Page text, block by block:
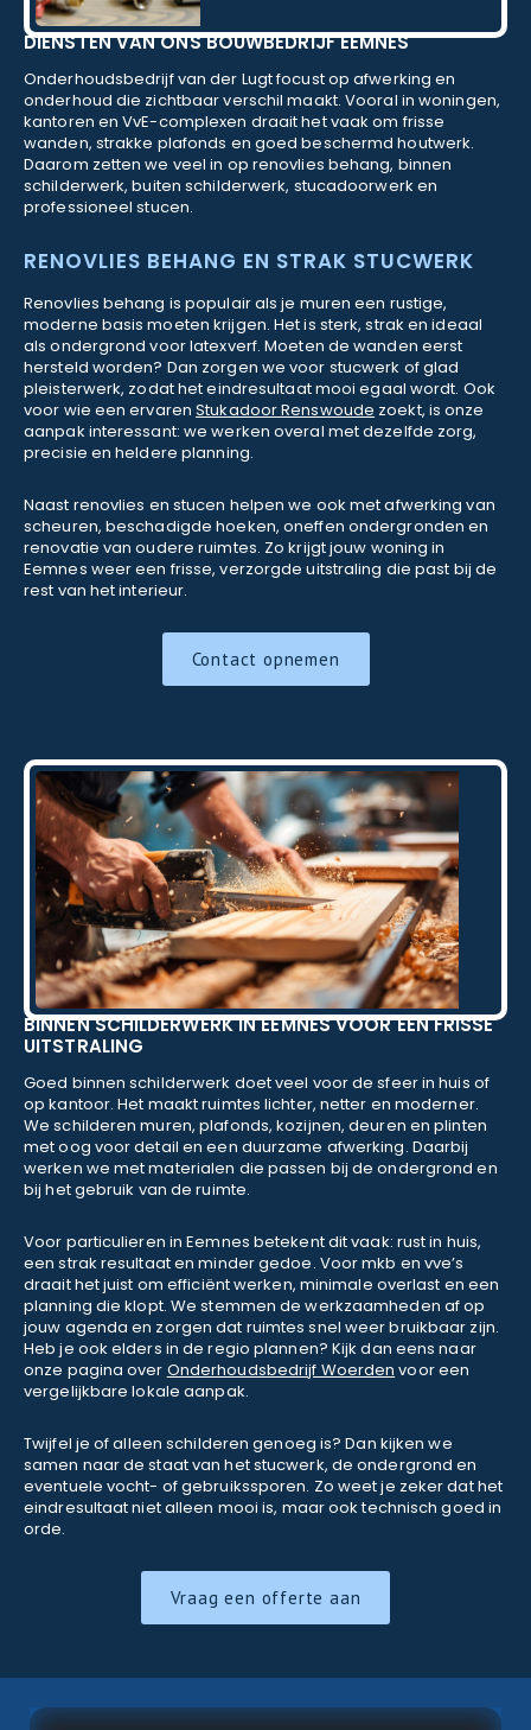
DIENSTEN VAN ONS BOUWBEDRIJF EEMNES
Onderhoudsbedrijf van der Lugt focust op afwerking en
onderhoud die zichtbaar verschil maakt. Vooral in woningen,
kantoren en VvE-complexen draait het vaak om frisse
wanden, strakke plafonds en goed beschermd houtwerk.
Daarom zetten we veel in op renovlies behang, binnen
schilderwerk, buiten schilderwerk, stucadoorwerk en
professioneel stucen.
RENOVLIES BEHANG EN STRAK STUCWERK
Renovlies behang is populair als je muren een rustige,
moderne basis moeten krijgen. Het is sterk, strak en ideaal
als ondergrond voor latexverf. Moeten de wanden eerst
hersteld worden? Dan zorgen we voor stucwerk of glad
pleisterwerk, zodat het eindresultaat mooi egaal wordt. Ook
voor wie een ervarenStukadoor Renswoude zoekt, is onze
aanpak interessant: we werken overal met dezelfde zorg,
precisie en heldere planning.
Naast renovlies en stucen helpen we ook met afwerking van
scheuren, beschadigde hoeken, oneffen ondergronden en
renovatie van oudere ruimtes. Zo krijgt jouw woning in
Eemnes weer een frisse, verzorgde uitstraling die past bij de
rest van het interieur.
Contact opnemen
BINNEN SCHILDERWERK IN EEMNES VOOR EEN FRISSE
UITSTRALING
Goed binnen schilderwerk doet veel voor de sfeer in huis of
op kantoor. Het maakt ruimtes lichter, netter en moderner.
We schilderen muren, plafonds, kozijnen, deuren en plinten
met oog voor detail en een duurzame afwerking. Daarbij
werken we met materialen die passen bij de ondergrond en
bij het gebruik van de ruimte.
Voor particulieren in Eemnes betekent dit vaak: rust in huis,
een strak resultaat en minder gedoe. Voor mkb en vve’s
draait het juist om efficiënt werken, minimale overlast en een
planning die klopt. We stemmen de werkzaamheden af op
jouw agenda en zorgen dat ruimtes snel weer bruikbaar zijn.
Heb je ook elders in de regio plannen? Kijk dan eens naar
onze pagina over Onderhoudsbedrijf Woerden voor een
vergelijkbare lokale aanpak.
Twijfel je of alleen schilderen genoeg is? Dan kijken we
samen naar de staat van het stucwerk, de ondergrond en
eventuele vocht- of gebruikssporen. Zo weet je zeker dat het
eindresultaat niet alleen mooi is, maar ook technisch goed in
orde.
Vraag een offerte aan